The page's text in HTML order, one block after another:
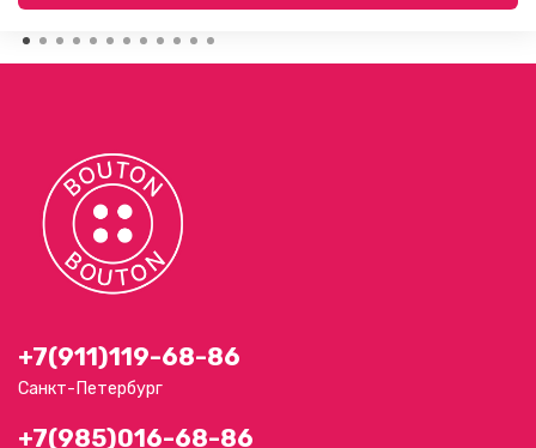
+7(911)119-68-86
Санкт-Петербург
+7(985)016-68-86